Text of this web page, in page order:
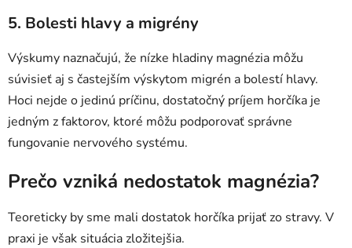
5. Bolesti hlavy a migrény
Výskumy naznačujú, že nízke hladiny magnézia môžu
súvisieť aj s častejším výskytom migrén a bolestí hlavy.
Hoci nejde o jedinú príčinu, dostatočný príjem horčíka je
jedným z faktorov, ktoré môžu podporovať správne
fungovanie nervového systému.
Prečo vzniká nedostatok magnézia?
Teoreticky by sme mali dostatok horčíka prijať zo stravy. V
praxi je však situácia zložitejšia.